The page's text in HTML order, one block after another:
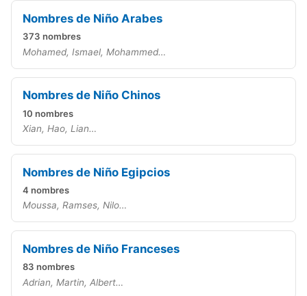
Nombres de Niño Arabes
373 nombres
Mohamed, Ismael, Mohammed…
Nombres de Niño Chinos
10 nombres
Xian, Hao, Lian…
Nombres de Niño Egipcios
4 nombres
Moussa, Ramses, Nilo…
Nombres de Niño Franceses
83 nombres
Adrian, Martin, Albert…